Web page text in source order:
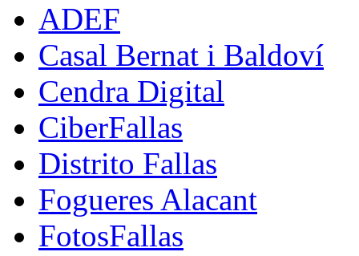
ADEF
Casal Bernat i Baldoví
Cendra Digital
CiberFallas
Distrito Fallas
Fogueres Alacant
FotosFallas